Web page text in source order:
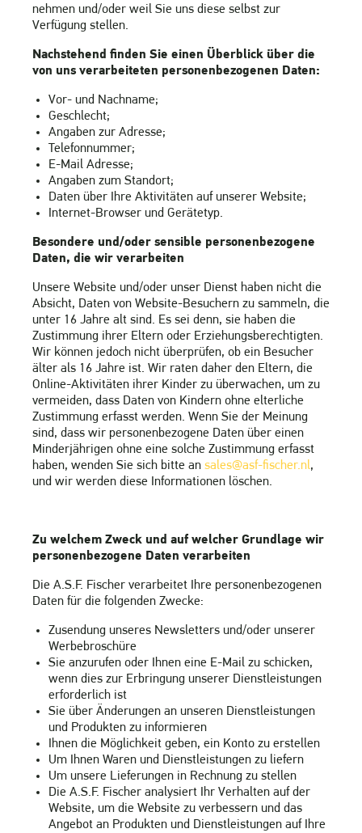
nehmen und/oder weil Sie uns diese selbst zur
Verfügung stellen.
Nachstehend finden Sie einen Überblick über die
von uns verarbeiteten personenbezogenen Daten:
Vor- und Nachname;
Geschlecht;
Angaben zur Adresse;
Telefonnummer;
E-Mail Adresse;
Angaben zum Standort;
Daten über Ihre Aktivitäten auf unserer Website;
Internet-Browser und Gerätetyp.
Besondere und/oder sensible personenbezogene
Daten, die wir verarbeiten
Unsere Website und/oder unser Dienst haben nicht die
Absicht, Daten von Website-Besuchern zu sammeln, die
unter 16 Jahre alt sind. Es sei denn, sie haben die
Zustimmung ihrer Eltern oder Erziehungsberechtigten.
Wir können jedoch nicht überprüfen, ob ein Besucher
älter als 16 Jahre ist. Wir raten daher den Eltern, die
Online-Aktivitäten ihrer Kinder zu überwachen, um zu
vermeiden, dass Daten von Kindern ohne elterliche
Zustimmung erfasst werden. Wenn Sie der Meinung
sind, dass wir personenbezogene Daten über einen
Minderjährigen ohne eine solche Zustimmung erfasst
haben, wenden Sie sich bitte an sales@asf-fischer.nl,
und wir werden diese Informationen löschen.
Zu welchem Zweck und auf welcher Grundlage wir
personenbezogene Daten verarbeiten
Die A.S.F. Fischer verarbeitet Ihre personenbezogenen
Daten für die folgenden Zwecke:
Zusendung unseres Newsletters und/oder unserer
Werbebroschüre
Sie anzurufen oder Ihnen eine E-Mail zu schicken,
wenn dies zur Erbringung unserer Dienstleistungen
erforderlich ist
Sie über Änderungen an unseren Dienstleistungen
und Produkten zu informieren
Ihnen die Möglichkeit geben, ein Konto zu erstellen
Um Ihnen Waren und Dienstleistungen zu liefern
Um unsere Lieferungen in Rechnung zu stellen
Die A.S.F. Fischer analysiert Ihr Verhalten auf der
Website, um die Website zu verbessern und das
Angebot an Produkten und Dienstleistungen auf Ihre